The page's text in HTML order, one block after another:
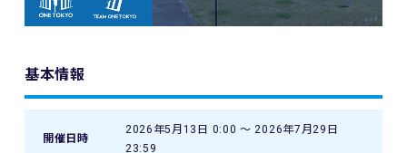
基本情報
開催日時
2026年5月13日 0:00 〜 2026年7月29日
23:59